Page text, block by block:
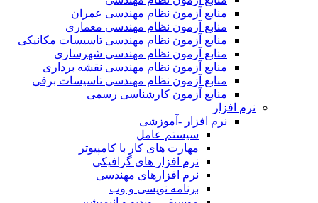
منابع آزمون نظام مهندسی عمران
منابع آزمون نظام مهندسی معماری
منابع آزمون نظام مهندسی تاسیسات مکانیکی
منابع آزمون نظام مهندسی شهرسازی
منابع آزمون نظام مهندسی نقشه برداری
منابع آزمون نظام مهندسی تاسیسات برقی
منابع آزمون کارشناسی رسمی
نرم افزار
نرم افزار -آموزشی
سیستم عامل
مهارت های کار با کامپیوتر
نرم افزار های گرافیکی
نرم افزارهای مهندسی
برنامه نویسی و وب